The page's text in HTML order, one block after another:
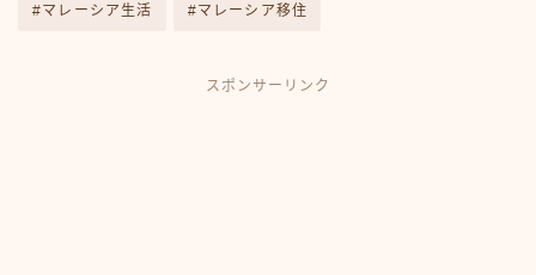
#マレーシア生活 #マレーシア移住
スポンサーリンク